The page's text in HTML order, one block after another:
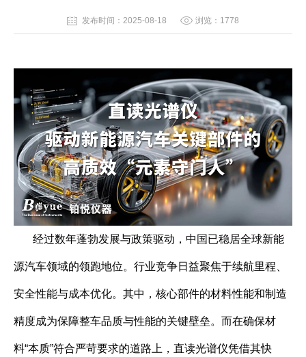
发布时间：2025-08-18 浏览：1778
经过数年蓬勃发展与政策驱动，中国已稳居全球新能
源汽车领域的领跑地位。行业竞争日益聚焦于续航里程、
安全性能与成本优化。其中，核心部件的材料性能和制造
精度成为保障整车品质与性能的关键壁垒。而在确保材
料“本质”符合严苛要求的道路上，直读光谱仪凭借其快